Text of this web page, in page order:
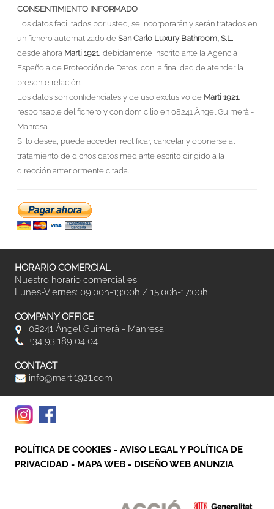
CONSENTIMIENTO INFORMADO
Los datos facilitados por usted, se incorporarán y serán tratados en
un fichero automatizado de San Carlo Luxury Bathroom, S.L.,
desde ahora Marti 1921, debidamente inscrito ante la Agencia
Española de Protección de Datos, con la finalidad de atender la
presente relación.
Los datos son confidenciales y de uso exclusivo de Marti 1921,
responsable del fichero y con domicilio en 08241 Àngel Guimerà -
Manresa
Si lo desea, puede acceder, rectificar, cancelar y oponerse al
tratamiento de dichos datos mediante escrito dirigido a la
dirección anteriormente citada.
HORARIO COMERCIAL
Nuestro horario comercial es:
Lunes-Viernes: 09:00h-13:00h / 15:00h-17:00h
COMPANY OFFICE
08241 Àngel Guimerà - Manresa
+34 93 189 04 04
CONTACT
info@marti1921.com
POLÍTICA DE COOKIES - AVISO LEGAL Y POLÍTICA DE
PRIVACIDAD - MAPA WEB - DISEÑO WEB ANUNZIA